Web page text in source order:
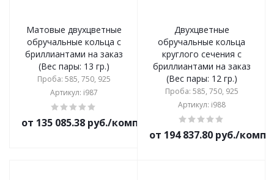
Матовые двухцветные
обручальные кольца с
бриллиантами на заказ
(Вес пары: 13 гр.)
Проба: 585, 750, 925
Артикул: i987
от 135 085.38 руб./комплект
Двухцветные
обручальные кольца
круглого сечения с
бриллиантами на заказ
(Вес пары: 12 гр.)
Проба: 585, 750, 925
Артикул: i988
от 194 837.80 руб./